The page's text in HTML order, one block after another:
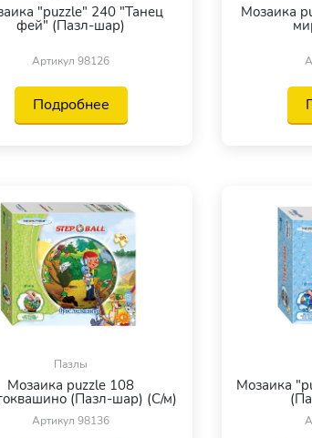
"puzzle" 240 "Танец
фей" (Пазл-шар)
Артикул 98126
Подробнее
Мозаика
Пазлы
Мозаика puzzle 108
(Пазл-шар) (С/м)
Артикул 98136
Мозаика